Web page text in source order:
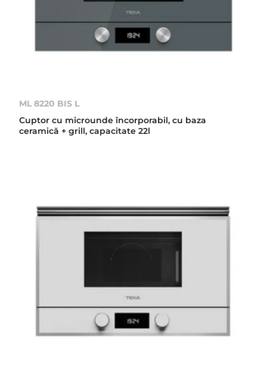
ML 8220 BIS L
Cuptor cu microunde încorporabil, cu baza
ceramică + grill, capacitate 22l